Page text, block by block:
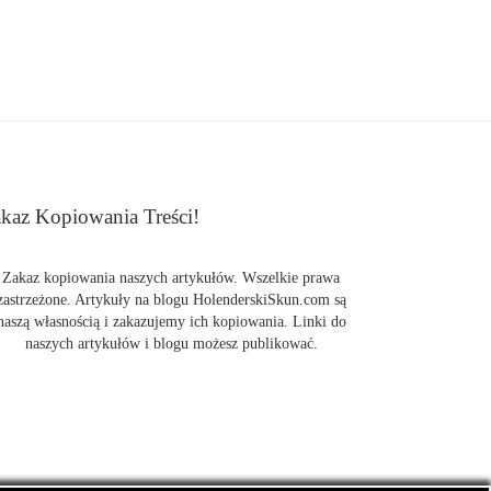
Kopiowania Treści!
Zakaz kopiowania naszych artykułów. Wszelkie prawa
Artykuły na blogu HolenderskiSkun.com są
własnością i zakazujemy ich kopiowania. Linki do
naszych artykułów i blogu możesz publikować.